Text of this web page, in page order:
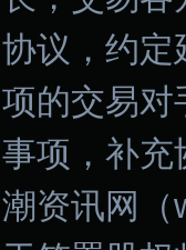
协议，约定
项的交易对
事项，补充
潮资讯网（